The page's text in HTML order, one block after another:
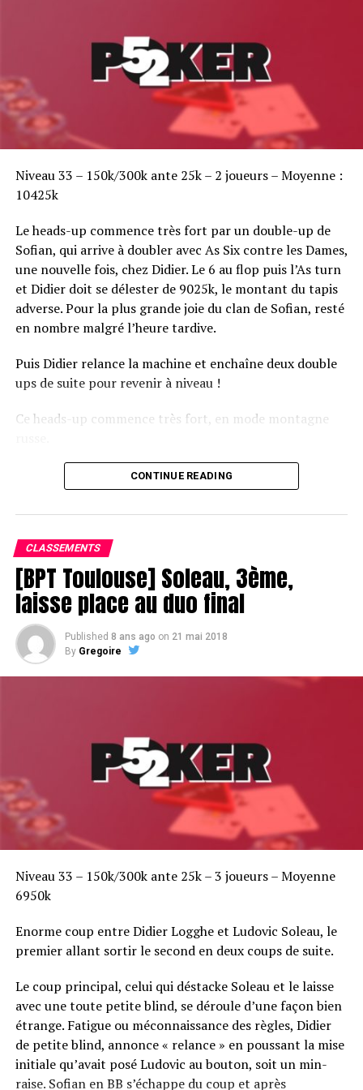
de 1.388.205 €
Niveau 33 – 150k/300k ante 25k – 2 joueurs – Moyenne :
10425k
Le heads-up commence très fort par un double-up de
Sofian, qui arrive à doubler avec As Six contre les Dames,
une nouvelle fois, chez Didier. Le 6 au flop puis l’As turn
et Didier doit se délester de 9025k, le montant du tapis
adverse. Pour la plus grande joie du clan de Sofian, resté
en nombre malgré l’heure tardive.
Puis Didier relance la machine et enchaîne deux double
ups de suite pour revenir à niveau !
Ce heads-up commence très fort, en mode montagne
Le champagne va réchauffer si les deux finalistes ne se décident pas !
CONTINUE READING
CLASSEMENTS
[BPT Toulouse] Soleau, 3ème,
laisse place au duo final
Published 8 ans ago on 21 mai 2018
By Gregoire
Niveau 33 – 150k/300k ante 25k – 3 joueurs – Moyenne
6950k
Enorme coup entre Didier Logghe et Ludovic Soleau, le
premier allant sortir le second en deux coups de suite.
Le coup principal, celui qui déstacke Soleau et le laisse
avec une toute petite blind, se déroule d’une façon bien
étrange. Fatigue ou méconnaissance des règles, Didier
de petite blind, annonce « relance » en poussant la mise
initiale qu’avait posé Ludovic au bouton, soit un min-
raise. Sofian en BB s’échappe du coup et après